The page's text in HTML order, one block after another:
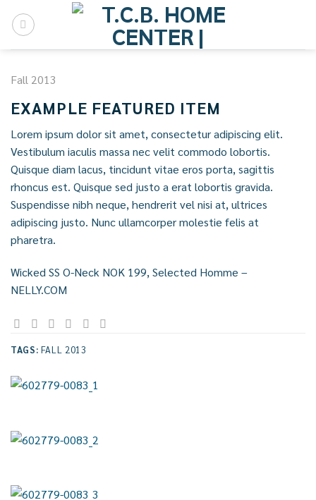
Fall 2013
EXAMPLE FEATURED ITEM
Lorem ipsum dolor sit amet, consectetur adipiscing elit.
Vestibulum iaculis massa nec velit commodo lobortis.
Quisque diam lacus, tincidunt vitae eros porta, sagittis
rhoncus est. Quisque sed justo a erat lobortis gravida.
Suspendisse nibh neque, hendrerit vel nisi at, ultrices
adipiscing justo. Nunc ullamcorper molestie felis at
pharetra.
Wicked SS O-Neck NOK 199, Selected Homme –
NELLY.COM
TAGS: FALL 2013